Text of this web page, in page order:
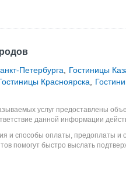
Петербурга
Гостиницы
Красноярска
услуг предоставлены
данной информации
и способы оплаты, предоплаты и
помогут быстро выслать